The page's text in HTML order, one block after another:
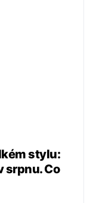
stylu:
srpnu. Co